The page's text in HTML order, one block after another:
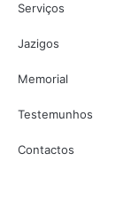
Serviços
Jazigos
Memorial
Testemunhos
Contactos